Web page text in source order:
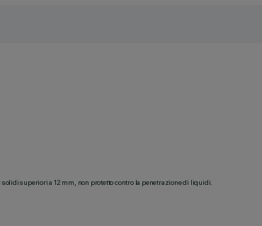
superiori a 12 mm, non protetto contro la penetrazione di liquidi.